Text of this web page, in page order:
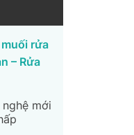
rửa
– Rửa
mới